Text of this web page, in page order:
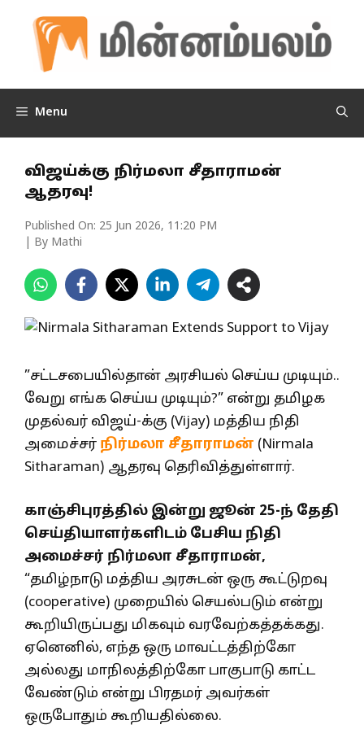
content
Menu
விஜய்க்கு நிர்மலா சீதாராமன்
ஆதரவு!
Published On: 25 Jun 2026, 11:20 PM
| By Mathi
”சட்டசபையில்தான் அரசியல் செய்ய முடியும்..
வேறு எங்க செய்ய முடியும்?” என்று தமிழக
முதல்வர் விஜய்-க்கு (Vijay) மத்திய நிதி
அமைச்சர் நிர்மலா சீதாராமன் (Nirmala
Sitharaman) ஆதரவு தெரிவித்துள்ளார்.
காஞ்சிபுரத்தில் இன்று ஜூன் 25-ந் தேதி
செய்தியாளர்களிடம் பேசிய நிதி
அமைச்சர் நிர்மலா சீதாராமன்,
“தமிழ்நாடு மத்திய அரசுடன் ஒரு கூட்டுறவு
(cooperative) முறையில் செயல்படும் என்று
கூறியிருப்பது மிகவும் வரவேற்கத்தக்கது.
ஏனெனில், எந்த ஒரு மாவட்டத்திற்கோ
அல்லது மாநிலத்திற்கோ பாகுபாடு காட்ட
வேண்டும் என்று பிரதமர் அவர்கள்
ஒருபோதும் கூறியதில்லை.